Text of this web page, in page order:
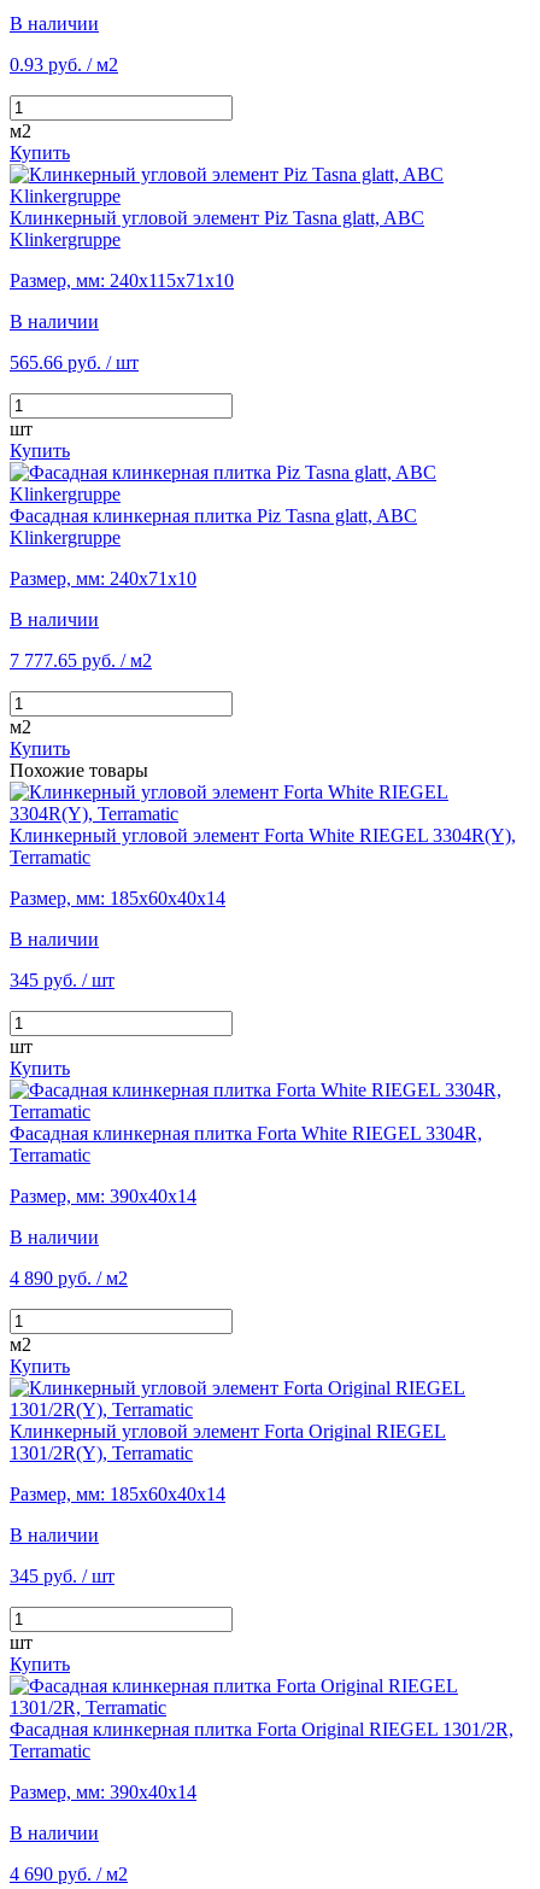
В наличии
0.93 руб. / м2
м2
Купить
Клинкерный угловой элемент Piz Tasna glatt, ABC
Klinkergruppe
Размер, мм: 240х115х71х10
В наличии
565.66 руб. / шт
шт
Купить
Фасадная клинкерная плитка Piz Tasna glatt, ABC
Klinkergruppe
Размер, мм: 240х71х10
В наличии
7 777.65 руб. / м2
м2
Купить
Похожие товары
Клинкерный угловой элемент Forta White RIEGEL 3304R(Y),
Terramatic
Размер, мм: 185х60х40х14
В наличии
345 руб. / шт
шт
Купить
Фасадная клинкерная плитка Forta White RIEGEL 3304R,
Terramatic
Размер, мм: 390х40х14
В наличии
4 890 руб. / м2
м2
Купить
Клинкерный угловой элемент Forta Original RIEGEL
1301/2R(Y), Terramatic
Размер, мм: 185х60х40х14
В наличии
345 руб. / шт
шт
Купить
Фасадная клинкерная плитка Forta Original RIEGEL 1301/2R,
Terramatic
Размер, мм: 390х40х14
В наличии
4 690 руб. / м2